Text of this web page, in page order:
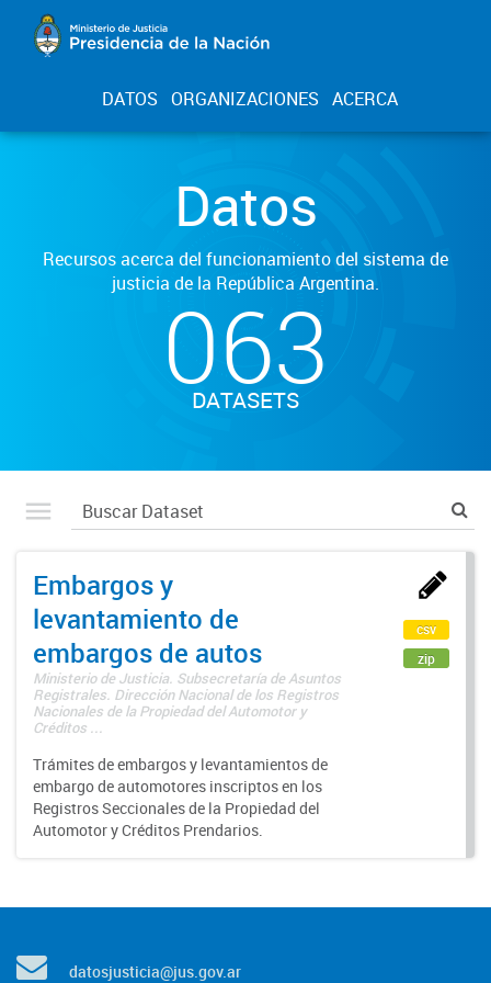
DATOS ORGANIZACIONES ACERCA
Datos
Recursos acerca del funcionamiento del sistema de
justicia de la República Argentina.
063
DATASETS
Embargos y
levantamiento de
embargos de autos
Ministerio de Justicia. Subsecretaría de Asuntos
Registrales. Dirección Nacional de los Registros
Nacionales de la Propiedad del Automotor y
Créditos ...
Trámites de embargos y levantamientos de
embargo de automotores inscriptos en los
Registros Seccionales de la Propiedad del
Automotor y Créditos Prendarios.
csv
zip
datosjusticia@jus.gov.ar